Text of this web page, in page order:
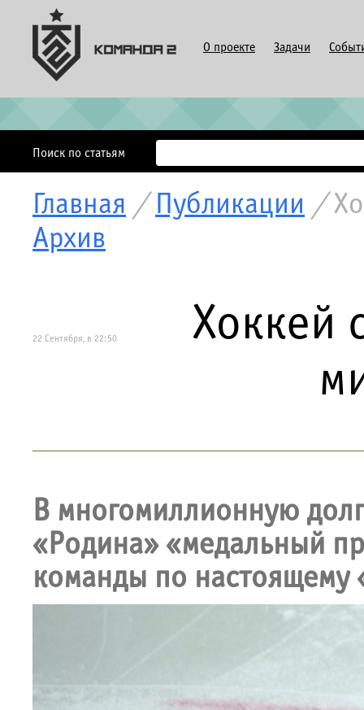
О проекте Задачи
Поиск по статьям
Главная / Публикации /
Архив
22 Сентября, в 22:50
Хоккей
В многомиллионную
«Родина» «медальный
команды по настоящему